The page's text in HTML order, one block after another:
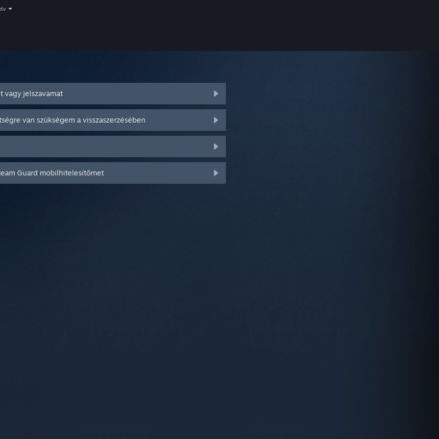
vagy jelszavamat
van szükségem a visszaszerzésében
Guard mobilhitelesítőmet